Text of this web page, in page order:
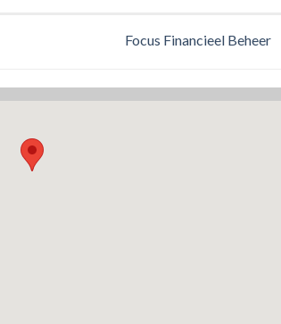
Focus Financieel Beheer